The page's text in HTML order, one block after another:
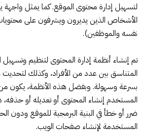
لتسهيل إدارة محتوى الموقع. كما يمثل
الأشخاص الذين يديرون ويشرفون على
نفسه والموظفين).
تم إنشاء أنظمة إدارة المحتوى لتنظيم وتسهيل
المتناسق بين عدد من الأفراد، وكذلك
بسرعة وسهولة. وبفضل هذه الأنظمة، يكون
المستخدم إنشاء المحتوى أو تعديله أو
ضرر أو خطأ في البنية البرمجية للموقع ودون
المستخدمة لإنشاء صفحات الويب.